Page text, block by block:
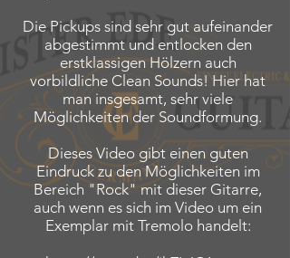
Die Pickups sind sehr gut aufeinander
abgestimmt und entlocken den
erstklassigen Hölzern auch
vorbildliche Clean Sounds! Hier hat
man insgesamt, sehr viele
Möglichkeiten der Soundformung.
Dieses Video gibt einen guten
Eindruck zu den Möglichkeiten im
Bereich "Rock" mit dieser Gitarre,
auch wenn es sich im Video um ein
Exemplar mit Tremolo handelt: